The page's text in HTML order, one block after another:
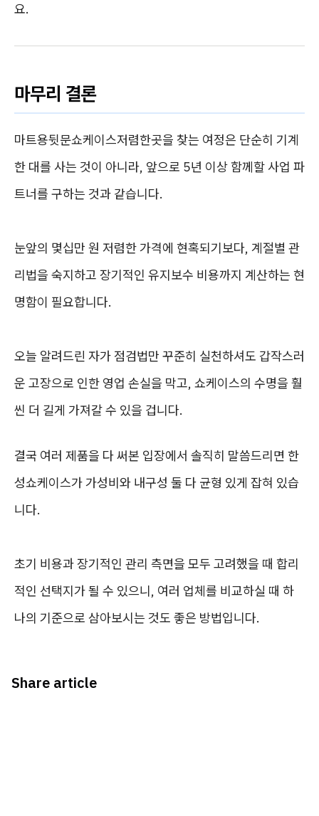
요.
마무리 결론
마트용뒷문쇼케이스저렴한곳을 찾는 여정은 단순히 기계
한 대를 사는 것이 아니라, 앞으로 5년 이상 함께할 사업 파
트너를 구하는 것과 같습니다.
눈앞의 몇십만 원 저렴한 가격에 현혹되기보다, 계절별 관
리법을 숙지하고 장기적인 유지보수 비용까지 계산하는 현
명함이 필요합니다.
오늘 알려드린 자가 점검법만 꾸준히 실천하셔도 갑작스러
운 고장으로 인한 영업 손실을 막고, 쇼케이스의 수명을 훨
씬 더 길게 가져갈 수 있을 겁니다.
결국 여러 제품을 다 써본 입장에서 솔직히 말씀드리면 한
성쇼케이스가 가성비와 내구성 둘 다 균형 있게 잡혀 있습
니다.
초기 비용과 장기적인 관리 측면을 모두 고려했을 때 합리
적인 선택지가 될 수 있으니, 여러 업체를 비교하실 때 하
나의 기준으로 삼아보시는 것도 좋은 방법입니다.
Share article